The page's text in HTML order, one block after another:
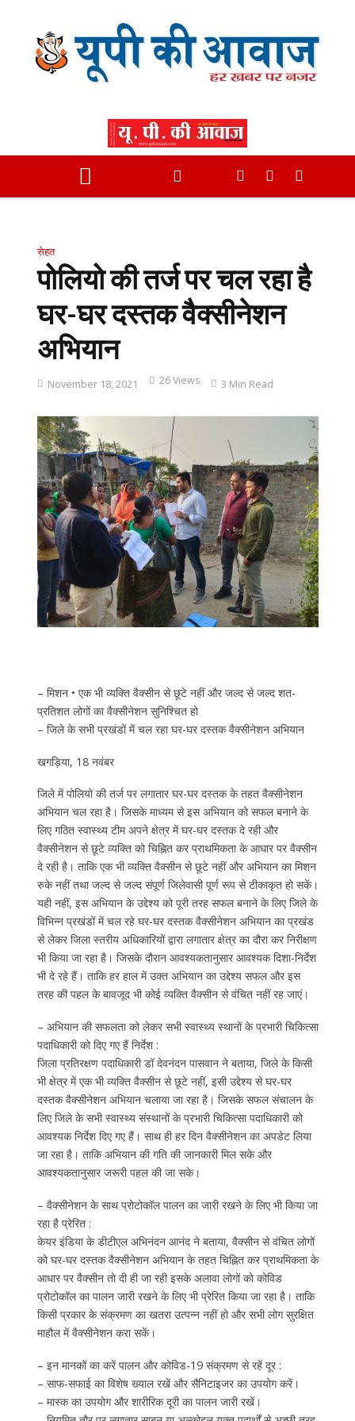
सेहत
पोलियो की तर्ज पर चल रहा है
घर-घर दस्तक वैक्सीनेशन
अभियान
November 18, 2021 26 Views 3 Min Read
– मिशन • एक भी व्यक्ति वैक्सीन से छूटे नहीं और जल्द से जल्द शत-
प्रतिशत लोगों का वैक्सीनेशन सुनिश्चित हो
– जिले के सभी प्रखंडों में चल रहा घर-घर दस्तक वैक्सीनेशन अभियान
खगड़िया, 18 नवंबर
जिले में पोलियो की तर्ज पर लगातार घर-घर दस्तक के तहत वैक्सीनेशन
अभियान चल रहा है। जिसके माध्यम से इस अभियान को सफल बनाने के
लिए गठित स्वास्थ्य टीम अपने क्षेत्र में घर-घर दस्तक दे रही और
वैक्सीनेशन से छूटे व्यक्ति को चिह्नित कर प्राथमिकता के आधार पर वैक्सीन
दे रही है। ताकि एक भी व्यक्ति वैक्सीन से छूटे नहीं और अभियान का मिशन
रुके नहीं तथा जल्द से जल्द संपूर्ण जिलेवासी पूर्ण रूप से टीकाकृत हो सकें।
यही नहीं, इस अभियान के उद्देश्य को पूरी तरह सफल बनाने के लिए जिले के
विभिन्न प्रखंडों में चल रहे घर-घर दस्तक वैक्सीनेशन अभियान का प्रखंड
से लेकर जिला स्तरीय अधिकारियों द्वारा लगातार क्षेत्र का दौरा कर निरीक्षण
भी किया जा रहा है। जिसके दौरान आवश्यकतानुसार आवश्यक दिशा-निर्देश
भी दे रहे हैं। ताकि हर हाल में उक्त अभियान का उद्देश्य सफल और इस
तरह की पहल के बावजूद भी कोई व्यक्ति वैक्सीन से वंचित नहीं रह जाएं।
– अभियान की सफलता को लेकर सभी स्वास्थ्य स्थानों के प्रभारी चिकित्सा
पदाधिकारी को दिए गए हैं निर्देश :
जिला प्रतिरक्षण पदाधिकारी डॉ देवनंदन पासवान ने बताया, जिले के किसी
भी क्षेत्र में एक भी व्यक्ति वैक्सीन से छूटे नहीं, इसी उद्देश्य से घर-घर
दस्तक वैक्सीनेशन अभियान चलाया जा रहा है। जिसके सफल संचालन के
लिए जिले के सभी स्वास्थ्य संस्थानों के प्रभारी चिकित्सा पदाधिकारी को
आवश्यक निर्देश दिए गए हैं। साथ ही हर दिन वैक्सीनेशन का अपडेट लिया
जा रहा है। ताकि अभियान की गति की जानकारी मिल सके और
आवश्यकतानुसार जरूरी पहल की जा सके।
– वैक्सीनेशन के साथ प्रोटोकॉल पालन का जारी रखने के लिए भी किया जा
रहा है प्रेरित :
केयर इंडिया के डीटीएल अभिनंदन आनंद ने बताया, वैक्सीन से वंचित लोगों
को घर-घर दस्तक वैक्सीनेशन अभियान के तहत चिह्नित कर प्राथमिकता के
आधार पर वैक्सीन तो दी ही जा रही इसके अलावा लोगों को कोविड
प्रोटोकॉल का पालन जारी रखने के लिए भी प्रेरित किया जा रहा है। ताकि
किसी प्रकार के संक्रमण का खतरा उत्पन्न नहीं हो और सभी लोग सुरक्षित
माहौल में वैक्सीनेशन करा सकें।
– इन मानकों का करें पालन और कोविड-19 संक्रमण से रहें दूर :
– साफ-सफाई का विशेष ख्याल रखें और सैनिटाइजर का उपयोग करें।
– मास्क का उपयोग और शारीरिक दूरी का पालन जारी रखें।